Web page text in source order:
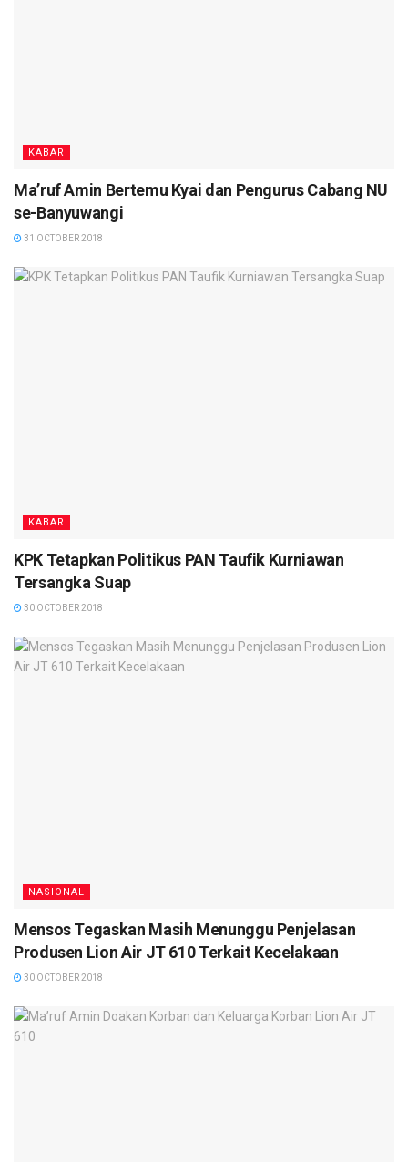
KABAR
Ma’ruf Amin Bertemu Kyai dan Pengurus Cabang NU
se-Banyuwangi
31 OCTOBER 2018
KABAR
KPK Tetapkan Politikus PAN Taufik Kurniawan
Tersangka Suap
30 OCTOBER 2018
NASIONAL
Mensos Tegaskan Masih Menunggu Penjelasan
Produsen Lion Air JT 610 Terkait Kecelakaan
30 OCTOBER 2018